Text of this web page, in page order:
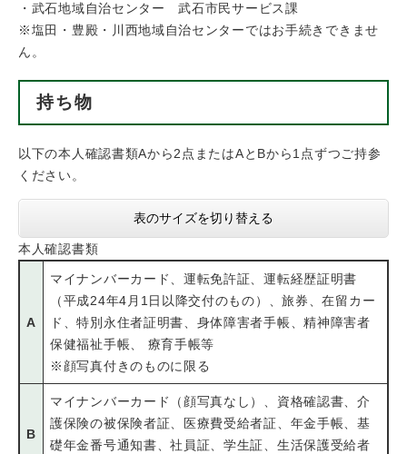
・武石地域自治センター 武石市民サービス課
※塩田・豊殿・川西地域自治センターではお手続きできませ
ん。
持ち物
以下の本人確認書類Aから2点またはAとBから1点ずつご持参
ください。
表のサイズを切り替える
本人確認書類
A
マイナンバーカード、運転免許証、運転経歴証明書
（平成24年4月1日以降交付のもの）、旅券、在留カー
ド、特別永住者証明書、身体障害者手帳、精神障害者
保健福祉手帳、 療育手帳等
※顔写真付きのものに限る
B
マイナンバーカード（顔写真なし）、資格確認書、介
護保険の被保険者証、医療費受給者証、年金手帳、基
礎年金番号通知書、社員証、学生証、生活保護受給者